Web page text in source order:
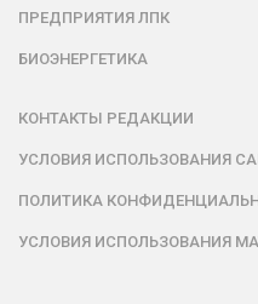
ПРЕДПРИЯТИЯ ЛПК
БИОЭНЕРГЕТИКА
КОНТАКТЫ РЕДАКЦИИ
УСЛОВИЯ ИСПОЛЬЗОВАНИЯ
ПОЛИТИКА
УСЛОВИЯ ИСПОЛЬЗОВАНИЯ